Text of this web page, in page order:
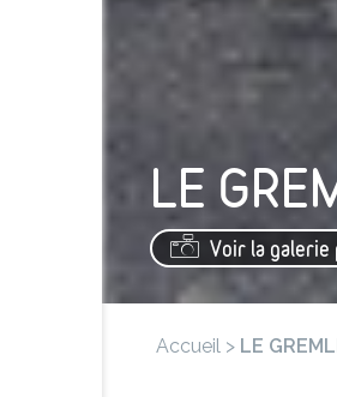
LE
Voir la galerie
Accueil > LE